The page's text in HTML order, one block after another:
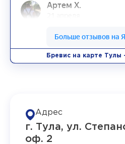
Бревис на карте
Адрес
г. Тула, ул.
оф. 2